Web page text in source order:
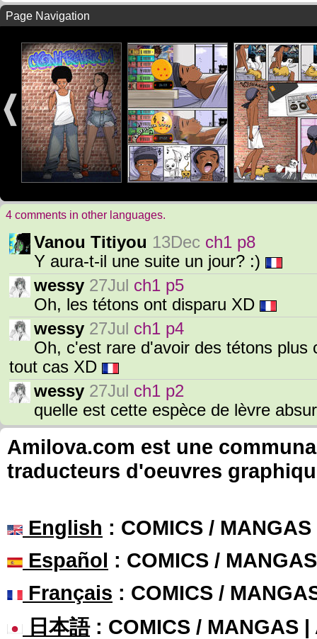
Page Navigation
4 comments in other languages.
Vanou Titiyou 13Dec ch1 p8
Y aura-t-il une suite un jour? :)
wessy 27Jul ch1 p5
Oh, les tétons ont disparu XD
wessy 27Jul ch1 p4
Oh, c'est rare d'avoir des tétons plus
tout cas XD
wessy 27Jul ch1 p2
quelle est cette espèce de lèvre
Amilova.com est une
traducteurs d'oeuvres
English : COMICS /
Español : COMICS /
Français : COMICS /
日本語: COMICS / MANGAS |